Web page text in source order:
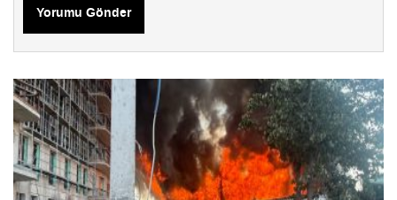
Yorumu Gönder